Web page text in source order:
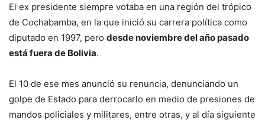
El ex presidente siempre votaba en una región del trópico
de Cochabamba, en la que inició su carrera política como
diputado en 1997, pero desde noviembre del año pasado
está fuera de Bolivia.
El 10 de ese mes anunció su renuncia, denunciando un
golpe de Estado para derrocarlo en medio de presiones de
mandos policiales y militares, entre otras, y al día siguiente